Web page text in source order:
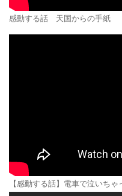
感動する話 天国からの手紙
【感動する話】電車で泣いちゃ